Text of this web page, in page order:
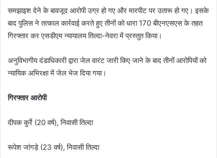
समझाइश देने के बावजूद आरोपी उग्र हो गए और मारपीट पर उतारू हो गए। इसके
बाद पुलिस ने तत्काल कार्रवाई करते हुए तीनों को धारा 170 बीएनएसएस के तहत
गिरफ्तार कर एसडीएम न्यायालय तिल्दा-नेवरा में प्रस्तुत किया।
अनुविभागीय दंडाधिकारी द्वारा जेल वारंट जारी किए जाने के बाद तीनों आरोपियों को
न्यायिक अभिरक्षा में जेल भेज दिया गया।
गिरफ्तार आरोपी
दीपक कुर्रे (20 वर्ष), निवासी तिल्दा
रूपेश जांगड़े (23 वर्ष), निवासी तिल्दा